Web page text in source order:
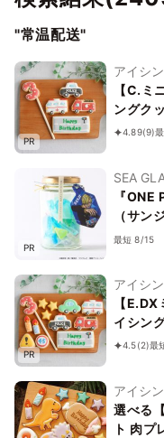
"常温配送"
PR
アイシ
【C.ミ
ングク
トカー
4.89(9)
PR
SEA
『ONE
（サンジ
最短 8/15
PR
アイシ
【
イシン
車 パト
4.5(2)最
アイシ
選べる
ト 肉プ